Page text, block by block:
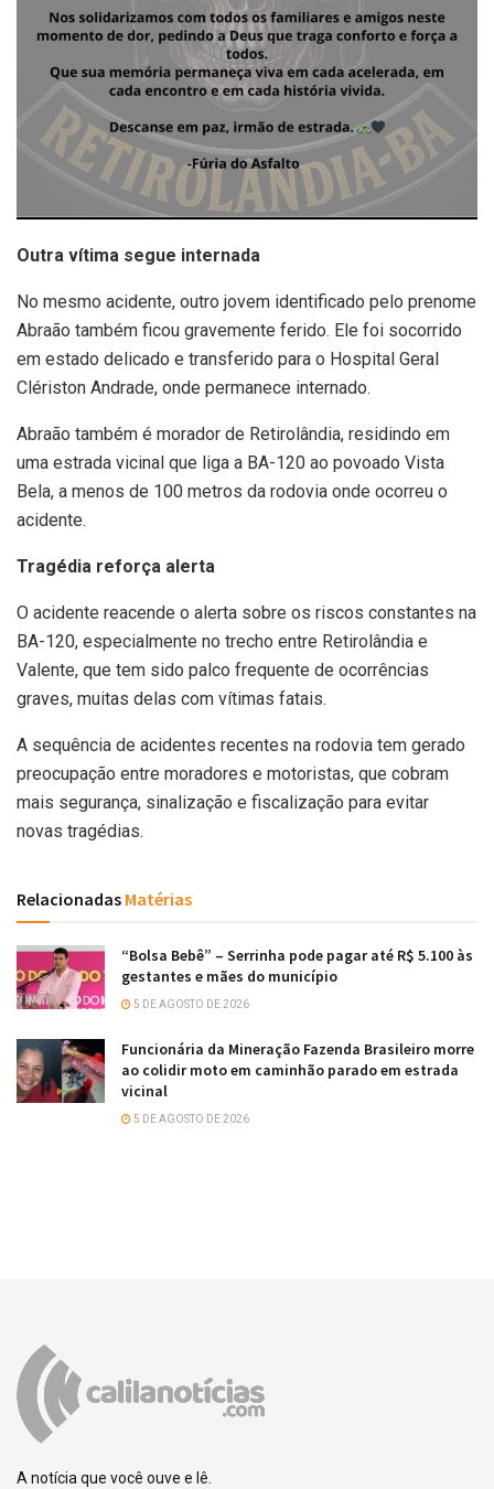
Outra vítima segue internada
No mesmo acidente, outro jovem identificado pelo prenome
Abraão também ficou gravemente ferido. Ele foi socorrido
em estado delicado e transferido para o Hospital Geral
Clériston Andrade, onde permanece internado.
Abraão também é morador de Retirolândia, residindo em
uma estrada vicinal que liga a BA-120 ao povoado Vista
Bela, a menos de 100 metros da rodovia onde ocorreu o
acidente.
Tragédia reforça alerta
O acidente reacende o alerta sobre os riscos constantes na
BA-120, especialmente no trecho entre Retirolândia e
Valente, que tem sido palco frequente de ocorrências
graves, muitas delas com vítimas fatais.
A sequência de acidentes recentes na rodovia tem gerado
preocupação entre moradores e motoristas, que cobram
mais segurança, sinalização e fiscalização para evitar
novas tragédias.
Relacionadas Matérias
“Bolsa Bebê” – Serrinha pode pagar até R$ 5.100 às
gestantes e mães do município
5 DE AGOSTO DE 2026
Funcionária da Mineração Fazenda Brasileiro morre
ao colidir moto em caminhão parado em estrada
vicinal
5 DE AGOSTO DE 2026
A notícia que você ouve e lê.